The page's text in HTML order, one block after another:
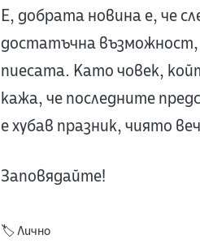
Е, добрата новина е, че
достатъчна възможност,
пиесата. Като човек,
кажа, че последните
е хубав празник, чиято
Заповядайте!
🏷️Лично